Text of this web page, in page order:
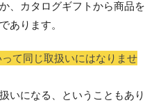
、カタログギフトから商品を
あります。
て同じ取扱いにはなりませ
いになる、ということもあり